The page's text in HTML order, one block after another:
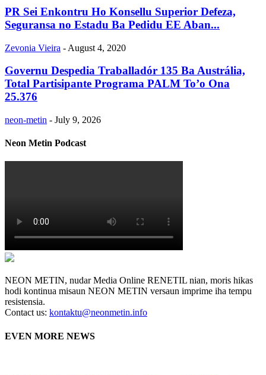
PR Sei Enkontru Ho Konsellu Superior Defeza,
Seguransa no Estadu Ba Pedidu EE Aban...
Zevonia Vieira - August 4, 2020
Governu Despedia Traballadór 135 Ba Austrália,
Total Partisipante Programa PALM To’o Ona
25.376
neon-metin - July 9, 2026
Neon Metin Podcast
NEON METIN, nudar Media Online RENETIL nian, moris hikas
hodi kontinua misaun NEON METIN versaun imprime iha tempu
resistensia.
Contact us: kontaktu@neonmetin.info
EVEN MORE NEWS